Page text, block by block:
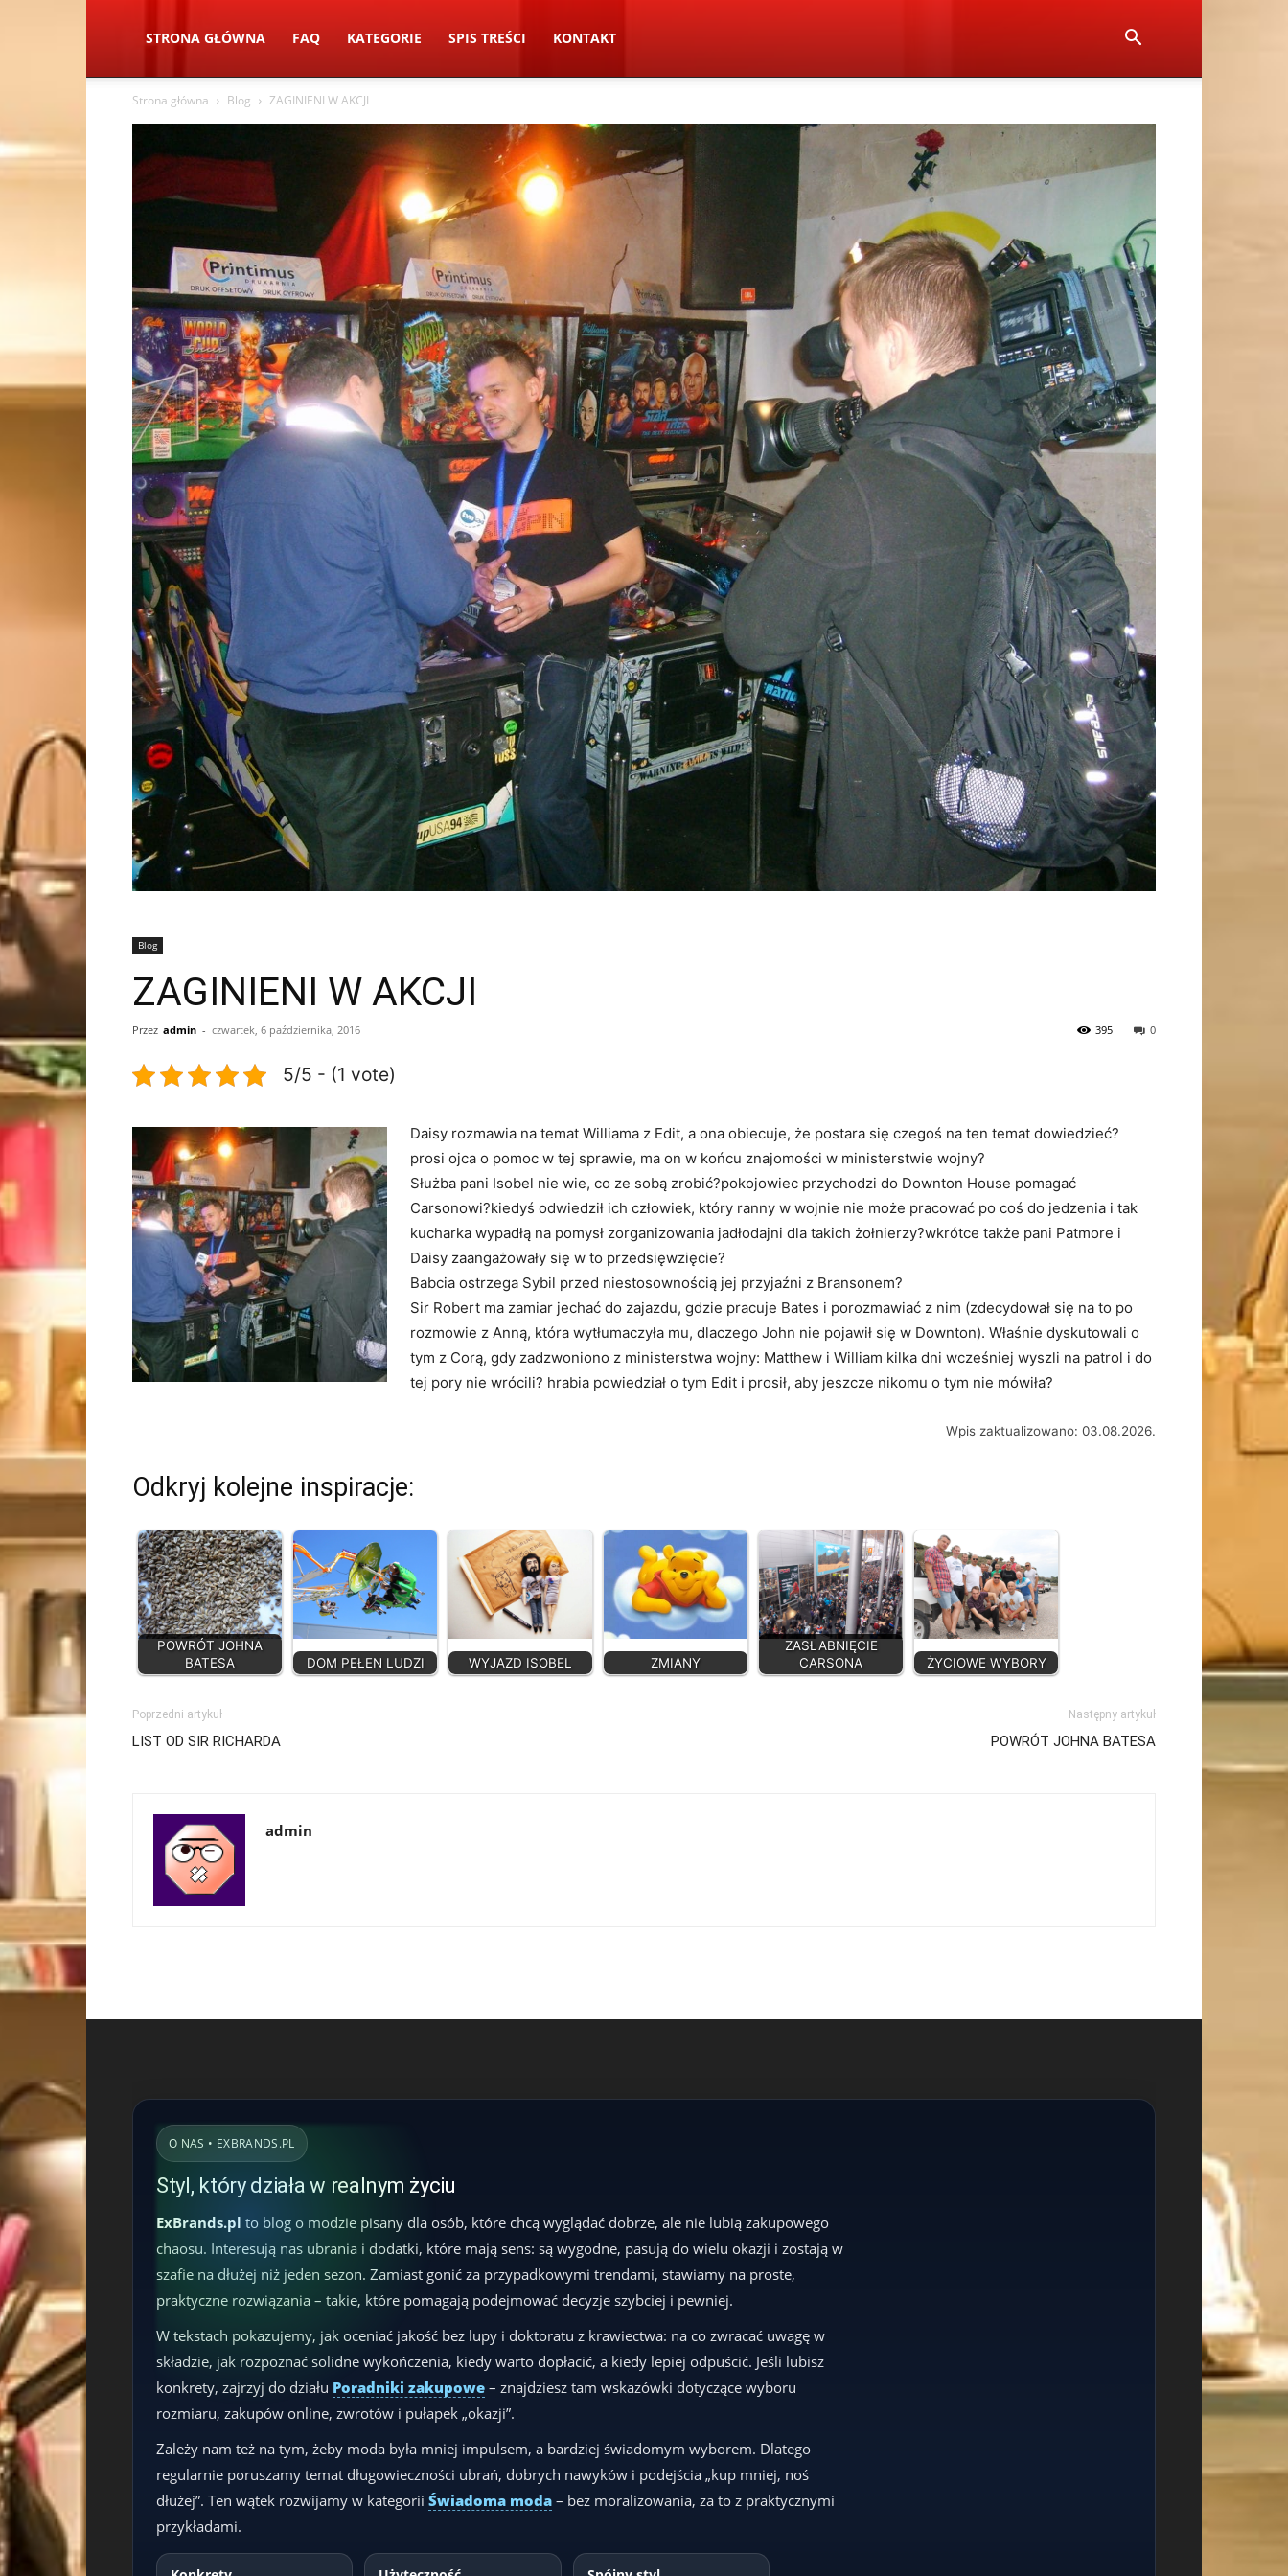
STRONA GŁÓWNA FAQ KATEGORIE SPIS TREŚCI KONTAKT
Strona główna Blog ZAGINIENI W AKCJI
Blog
ZAGINIENI W AKCJI
Przez admin - czwartek, 6 października, 2016 0
395
5/5 - (1 vote)
Daisy rozmawia na temat Williama z Edit, a ona obiecuje, że postara się czegoś na ten temat dowiedzieć?
prosi ojca o pomoc w tej sprawie, ma on w końcu znajomości w ministerstwie wojny?
Służba pani Isobel nie wie, co ze sobą zrobić?pokojowiec przychodzi do Downton House pomagać
Carsonowi?kiedyś odwiedził ich człowiek, który ranny w wojnie nie może pracować po coś do jedzenia i tak
kucharka wypadłą na pomysł zorganizowania jadłodajni dla takich żołnierzy?wkrótce także pani Patmore i
Daisy zaangażowały się w to przedsięwzięcie?
Babcia ostrzega Sybil przed niestosownością jej przyjaźni z Bransonem?
Sir Robert ma zamiar jechać do zajazdu, gdzie pracuje Bates i porozmawiać z nim (zdecydował się na to po
rozmowie z Anną, która wytłumaczyła mu, dlaczego John nie pojawił się w Downton). Właśnie dyskutowali o
tym z Corą, gdy zadzwoniono z ministerstwa wojny: Matthew i William kilka dni wcześniej wyszli na patrol i do
tej pory nie wrócili? hrabia powiedział o tym Edit i prosił, aby jeszcze nikomu o tym nie mówiła?
Wpis zaktualizowano: 03.08.2026.
Odkryj kolejne inspiracje:
POWRÓT JOHNA
BATESA
DOM PEŁEN LUDZI WYJAZD ISOBEL ZMIANY
ZASŁABNIĘCIE
CARSONA
ŻYCIOWE WYBORY
Poprzedni artykuł
LIST OD SIR RICHARDA
Następny artykuł
POWRÓT JOHNA BATESA
admin
O NAS • EXBRANDS.PL
Styl, który działa w realnym życiu
ExBrands.pl to blog o modzie pisany dla osób, które chcą wyglądać dobrze, ale nie lubią zakupowego
chaosu. Interesują nas ubrania i dodatki, które mają sens: są wygodne, pasują do wielu okazji i zostają w
szafie na dłużej niż jeden sezon. Zamiast gonić za przypadkowymi trendami, stawiamy na proste,
praktyczne rozwiązania – takie, które pomagają podejmować decyzje szybciej i pewniej.
W tekstach pokazujemy, jak oceniać jakość bez lupy i doktoratu z krawiectwa: na co zwracać uwagę w
składzie, jak rozpoznać solidne wykończenia, kiedy warto dopłacić, a kiedy lepiej odpuścić. Jeśli lubisz
konkrety, zajrzyj do działu Poradniki zakupowe – znajdziesz tam wskazówki dotyczące wyboru
rozmiaru, zakupów online, zwrotów i pułapek „okazji”.
Zależy nam też na tym, żeby moda była mniej impulsem, a bardziej świadomym wyborem. Dlatego
regularnie poruszamy temat długowieczności ubrań, dobrych nawyków i podejścia „kup mniej, noś
dłużej”. Ten wątek rozwijamy w kategorii Świadoma moda – bez moralizowania, za to z praktycznymi
przykładami.